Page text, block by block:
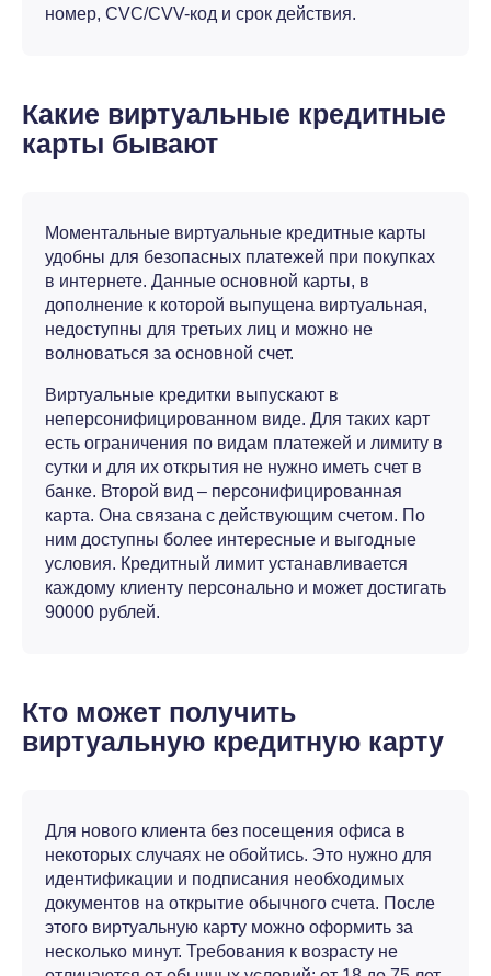
номер, CVC/CVV-код и срок действия.
Какие виртуальные кредитные
карты бывают
Моментальные виртуальные кредитные карты
удобны для безопасных платежей при покупках
в интернете. Данные основной карты, в
дополнение к которой выпущена виртуальная,
недоступны для третьих лиц и можно не
волноваться за основной счет.
Виртуальные кредитки выпускают в
неперсонифицированном виде. Для таких карт
есть ограничения по видам платежей и лимиту в
сутки и для их открытия не нужно иметь счет в
банке. Второй вид – персонифицированная
карта. Она связана с действующим счетом. По
ним доступны более интересные и выгодные
условия. Кредитный лимит устанавливается
каждому клиенту персонально и может достигать
90000 рублей.
Кто может получить
виртуальную кредитную карту
Для нового клиента без посещения офиса в
некоторых случаях не обойтись. Это нужно для
идентификации и подписания необходимых
документов на открытие обычного счета. После
этого виртуальную карту можно оформить за
несколько минут. Требования к возрасту не